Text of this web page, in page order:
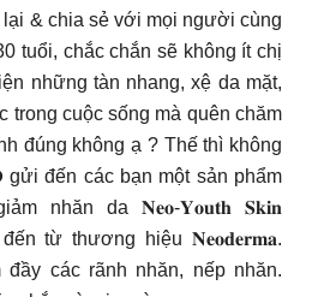
& chia sẻ với mọi người cùng
tuổi, chắc chắn sẽ không ít chị
những tàn nhang, xệ da mặt,
trong cuộc sống mà quên chăm
đúng không ạ ? Thế thì không
đến các bạn một sản phẩm
nhăn da 𝐍𝐞𝐨-𝐘𝐨𝐮𝐭𝐡 𝐒𝐤𝐢𝐧
đến từ thương hiệu 𝐍𝐞𝐨𝐝𝐞𝐫𝐦𝐚.
các rãnh nhăn, nếp nhăn.